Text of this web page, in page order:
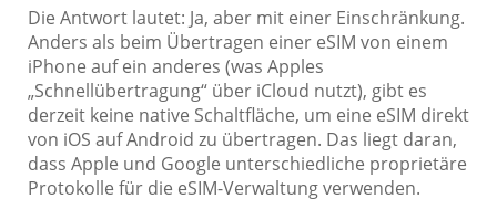
Die Antwort lautet: Ja, aber mit einer Einschränkung.
Anders als beim Übertragen einer eSIM von einem
iPhone auf ein anderes (was Apples
„Schnellübertragung“ über iCloud nutzt), gibt es
derzeit keine native Schaltfläche, um eine eSIM direkt
von iOS auf Android zu übertragen. Das liegt daran,
dass Apple und Google unterschiedliche proprietäre
Protokolle für die eSIM-Verwaltung verwenden.